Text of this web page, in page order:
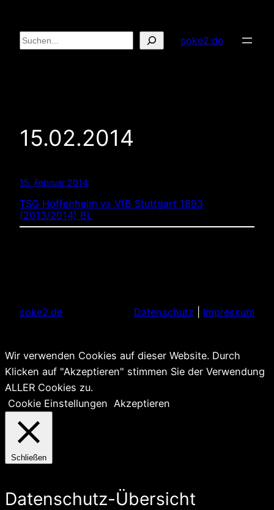
Inhalt
springen
Suchen soke2.de
15.02.2014
15. Februar 2014
TSG Hoffenheim vs VfB Stuttgart 1893
(2013/2014) BL
soke2.de Datenschutz Impressum
Wir verwenden Cookies auf dieser Website. Durch
Klicken auf "Akzeptieren" stimmen Sie der Verwendung
ALLER Cookies zu.
Cookie Einstellungen Akzeptieren
Schließen
Datenschutz-Übersicht